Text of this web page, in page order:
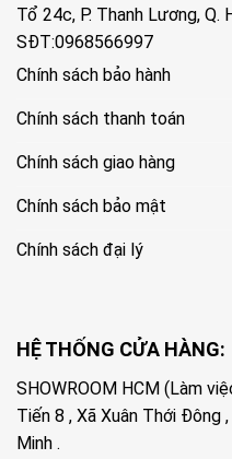
Tổ 24c, P. Thanh Lương, Q.
SĐT:0968566997
Chính sách bảo hành
Chính sách thanh toán
Chính sách giao hàng
Chính sách bảo mật
Chính sách đại lý
HỆ THỐNG CỬA HÀNG:
SHOWROOM HCM (Làm
Tiến 8 , Xã Xuân Thới Đông
Minh .